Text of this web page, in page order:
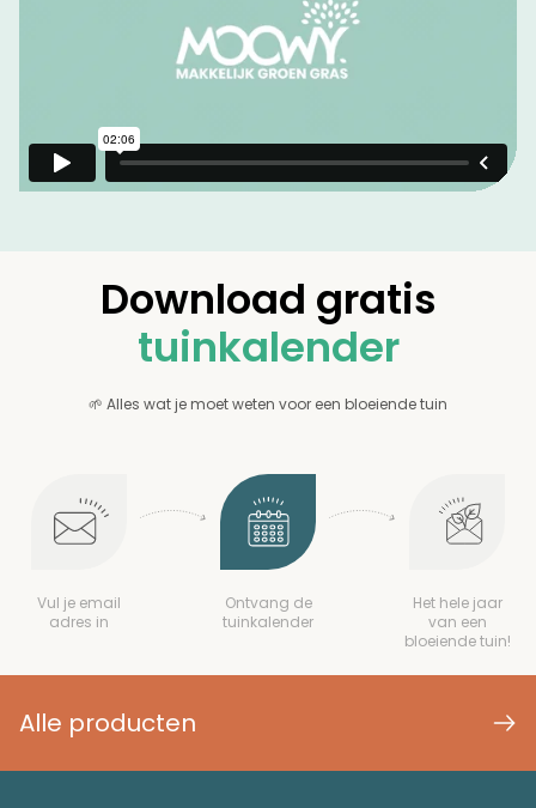
Download gratis
tuinkalender
🌱 Alles wat je moet weten voor een bloeiende tuin
Vul je email
adres in
Ontvang de
tuinkalender
Het hele jaar
van een
bloeiende tuin!
Alle producten